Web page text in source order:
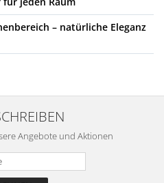
– natürliche Eleganz
Angebote und Aktionen